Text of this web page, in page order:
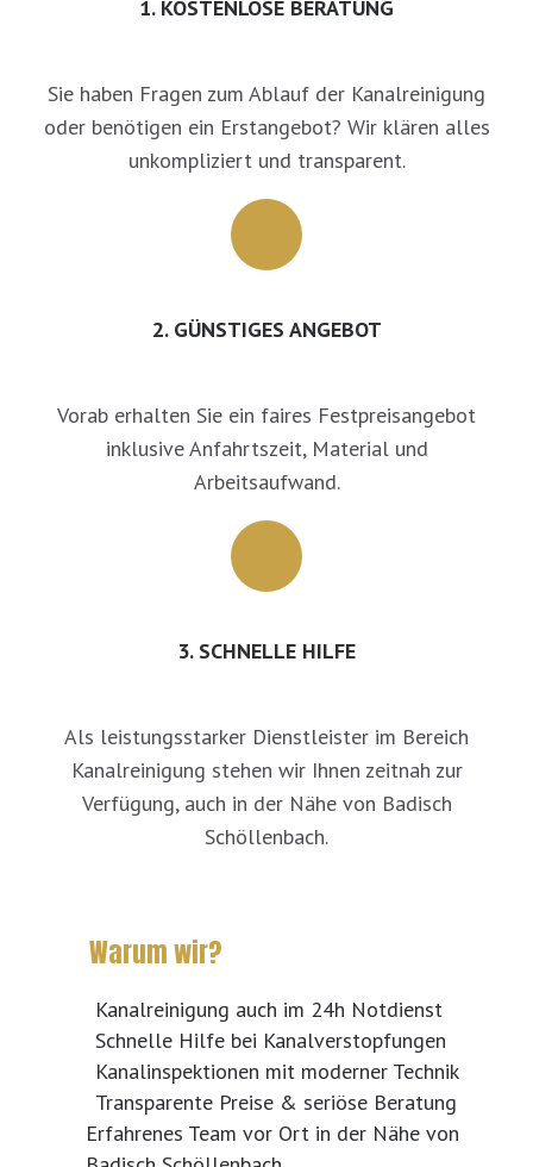
1. KOSTENLOSE BERATUNG
Sie haben Fragen zum Ablauf der Kanalreinigung
oder benötigen ein Erstangebot? Wir klären alles
unkompliziert und transparent.
2. GÜNSTIGES ANGEBOT
Vorab erhalten Sie ein faires Festpreisangebot
inklusive Anfahrtszeit, Material und
Arbeitsaufwand.
3. SCHNELLE HILFE
Als leistungsstarker Dienstleister im Bereich
Kanalreinigung stehen wir Ihnen zeitnah zur
Verfügung, auch in der Nähe von Badisch
Schöllenbach.
Warum wir?
Kanalreinigung auch im 24h Notdienst
Schnelle Hilfe bei Kanalverstopfungen
Kanalinspektionen mit moderner Technik
Transparente Preise & seriöse Beratung
Erfahrenes Team vor Ort in der Nähe von